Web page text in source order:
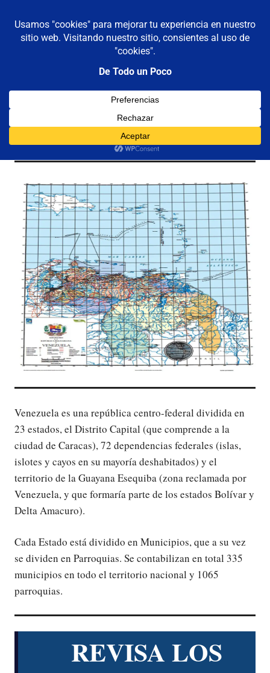
contenido
De todo un poco
Reflexiones,
Viajes
MENÚ
Organización
Venezuela es una república centro-federal dividida en
23 estados, el Distrito Capital (que comprende a la
ciudad de Caracas), 72 dependencias federales (islas,
islotes y cayos en su mayoría deshabitados) y el
territorio de la Guayana Esequiba (zona reclamada por
Venezuela, y que formaría parte de los estados Bolívar y
Delta Amacuro).
Cada Estado está dividido en Municipios, que a su vez
se dividen en Parroquias. Se contabilizan en total 335
municipios en todo el territorio nacional y 1065
parroquias.
REVISA LOS